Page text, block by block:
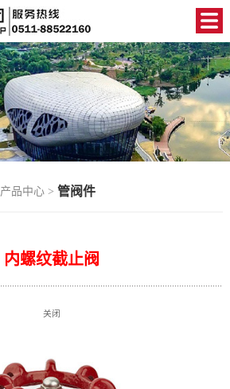
产品中心 > 管阀件
内螺纹截止阀
关闭